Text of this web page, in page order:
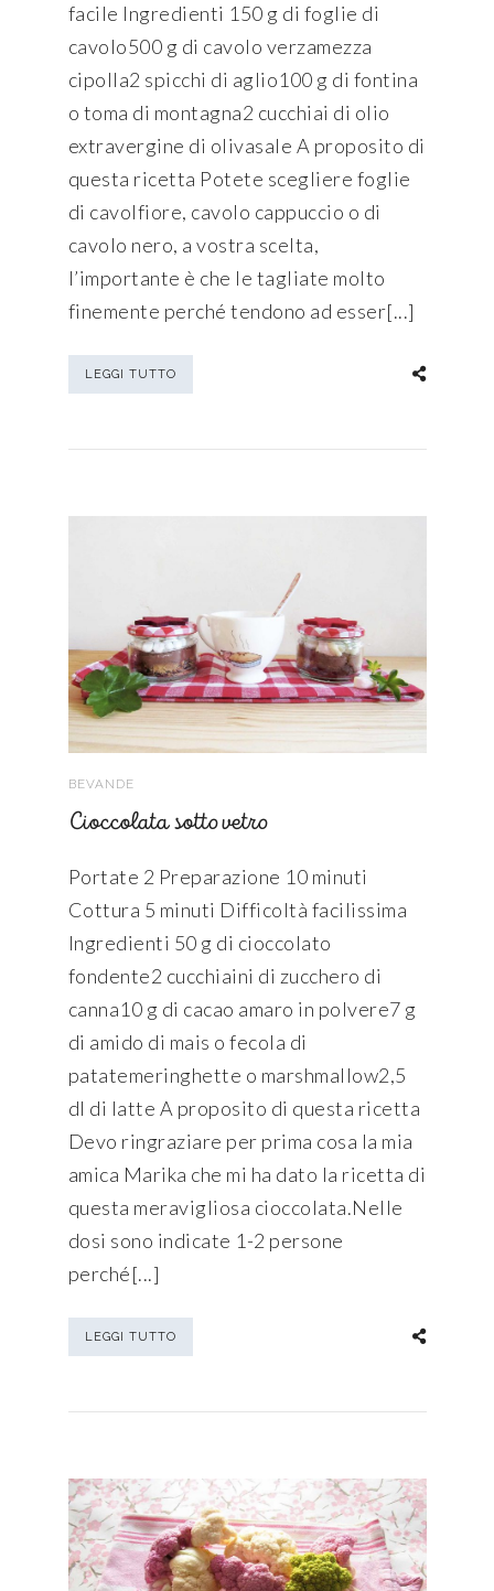
facile Ingredienti 150 g di foglie di
cavolo500 g di cavolo verzamezza
cipolla2 spicchi di aglio100 g di fontina
o toma di montagna2 cucchiai di olio
extravergine di olivasale A proposito di
questa ricetta Potete scegliere foglie
di cavolfiore, cavolo cappuccio o di
cavolo nero, a vostra scelta,
l’importante è che le tagliate molto
finemente perché tendono ad esser[...]
LEGGI TUTTO
BEVANDE
Cioccolata sotto vetro
Portate 2 Preparazione 10 minuti
Cottura 5 minuti Difficoltà facilissima
Ingredienti 50 g di cioccolato
fondente2 cucchiaini di zucchero di
canna10 g di cacao amaro in polvere7 g
di amido di mais o fecola di
patatemeringhette o marshmallow2,5
dl di latte A proposito di questa ricetta
Devo ringraziare per prima cosa la mia
amica Marika che mi ha dato la ricetta di
questa meravigliosa cioccolata.Nelle
dosi sono indicate 1-2 persone
perché[...]
LEGGI TUTTO